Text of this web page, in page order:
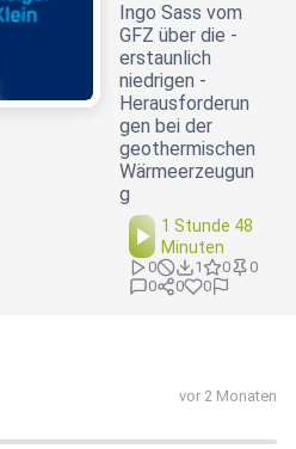
Ingo Sass vom
GFZ über die -
erstaunlich
niedrigen -
Herausforderun
gen bei der
geothermischen
Wärmeerzeugun
g
1 Stunde 48
Minuten
0 1 0
0
0
0 0
vor 2 Monaten